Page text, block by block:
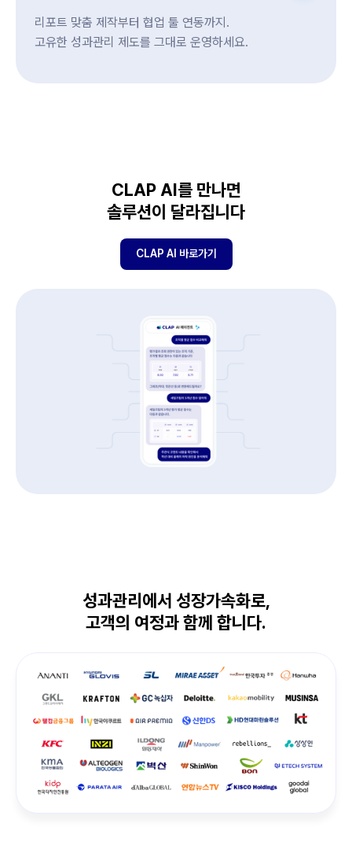
리포트 맞춤 제작부터 협업 툴 연동까지.
고유한 성과관리 제도를 그대로 운영하세요.
CLAP AI를 만나면
솔루션이 달라집니다
CLAP AI 바로가기
성과관리에서 성장가속화로,
고객의 여정과 함께 합니다.